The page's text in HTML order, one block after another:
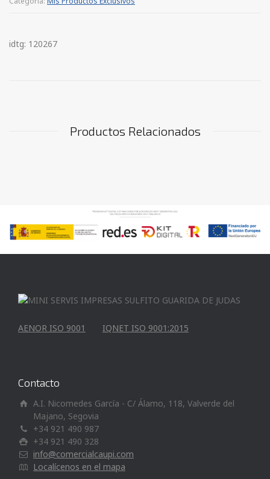
idtg: 120267
Productos Relacionados
AENOR ISO 9001 IQNET ISO 9001:2015
Contacto
A.I. Nicomedes García - C/ Álamo, 118, Valverde del
Majano, Segovia
+34 921 490 987
+34 921 490 328
info@comercialcaupi.com
Localícenos en el mapa